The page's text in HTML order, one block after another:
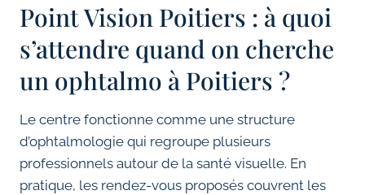
Point Vision Poitiers : à quoi
s’attendre quand on cherche
un ophtalmo à Poitiers ?
Le centre fonctionne comme une structure
d’ophtalmologie qui regroupe plusieurs
professionnels autour de la santé visuelle. En
pratique, les rendez-vous proposés couvrent les